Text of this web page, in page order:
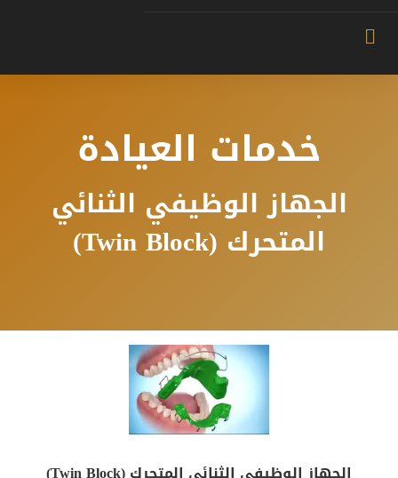
خدمات العيادة
الجهاز الوظيفي الثنائي
المتحرك (Twin Block)